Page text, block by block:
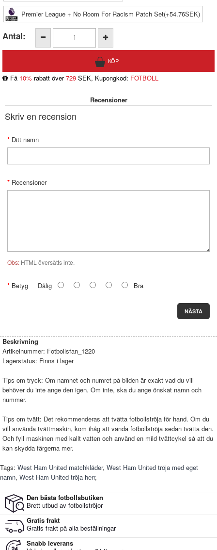
Premier League + No Room For Racism Patch Set(+54.76SEK)
Antal:
Få 10% rabatt över729 SEK, Kupongkod: FOTBOLL
Recensioner
Skriv en recension
Ditt namn
Recensioner
Obs: HTML översätts inte.
Betyg Dålig Bra
NÄSTA
Beskrivning
Artikelnummer: Fotbollsfan_1220
Lagerstatus: Finns i lager
Tips om tryck: Om namnet och numret på bilden är exakt vad du vill
behöver du inte ange den igen. Om inte, ska du ange önskat namn och
nummer.
Tips om tvätt: Det rekommenderas att tvätta fotbollströja för hand. Om du
vill använda tvättmaskin, kom ihåg att vända fotbollströja sedan tvätta den.
Och fyll maskinen med kallt vatten och använd en mild tvättcykel så att du
kan skydda färgerna mer.
Tags: West Ham United matchkläder, West Ham United tröja med eget
namn, West Ham United tröja herr,
Den bästa fotbollsbutiken
Brett utbud av fotbollströjor
Gratis frakt
Gratis frakt på alla beställningar
Snabb leverans